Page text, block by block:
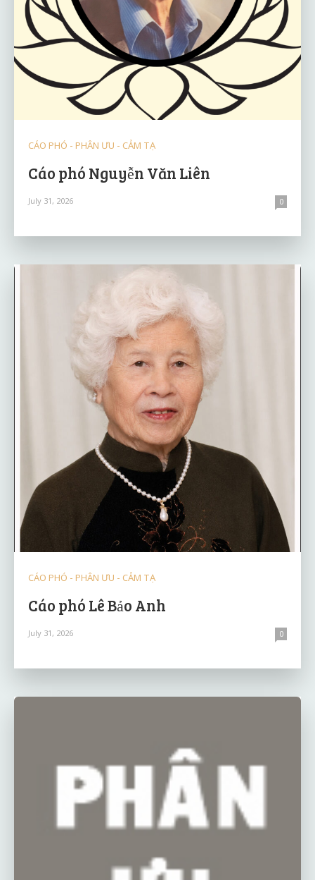
CÁO PHÓ - PHÂN ƯU - CẢM TẠ
Cáo phó Nguyễn Văn Liên
July 31, 2026 0
CÁO PHÓ - PHÂN ƯU - CẢM TẠ
Cáo phó Lê Bảo Anh
July 31, 2026 0